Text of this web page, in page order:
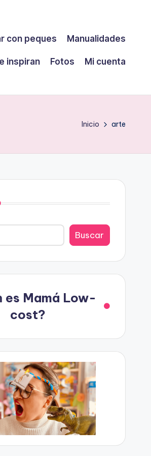
con peques Manualidades
inspiran Fotos Mi cuenta
Inicio arte
Buscar
es Mamá Low-
cost?